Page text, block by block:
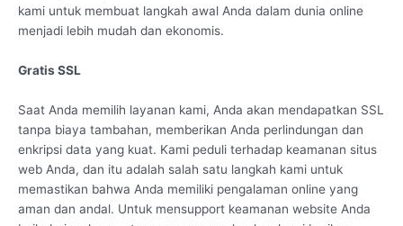
kami untuk membuat langkah awal Anda dalam dunia online
menjadi lebih mudah dan ekonomis.
Gratis SSL
Saat Anda memilih layanan kami, Anda akan mendapatkan SSL
tanpa biaya tambahan, memberikan Anda perlindungan dan
enkripsi data yang kuat. Kami peduli terhadap keamanan situs
web Anda, dan itu adalah salah satu langkah kami untuk
memastikan bahwa Anda memiliki pengalaman online yang
aman dan andal. Untuk mensupport keamanan website Anda